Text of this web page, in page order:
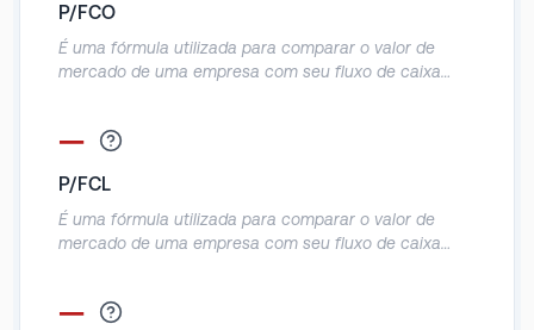
P/FCO
É uma fórmula utilizada para comparar o valor de
mercado de uma empresa com seu fluxo de caixa
Normalmente utilizado em empresas que geram caixa,
evita essa distorção, como, por exemplo, gastos com
D&A sem efeito caixa.
—
P/FCL
É uma fórmula utilizada para comparar o valor de
mercado de uma empresa com seu fluxo de caixa
indicador parecido com o P/FCO, mas como desconta
—